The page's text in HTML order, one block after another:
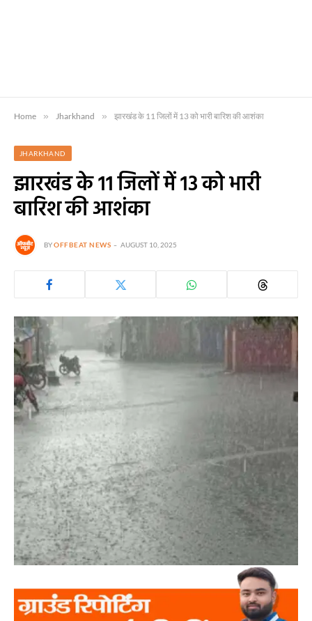
Home » Jharkhand » झारखंड के 11 जिलों में 13 को भारी बारिश की आशंका
JHARKHAND
झारखंड के 11 जिलों में 13 को भारी
बारिश की आशंका
BYOFFBEAT NEWS AUGUST 10, 2025